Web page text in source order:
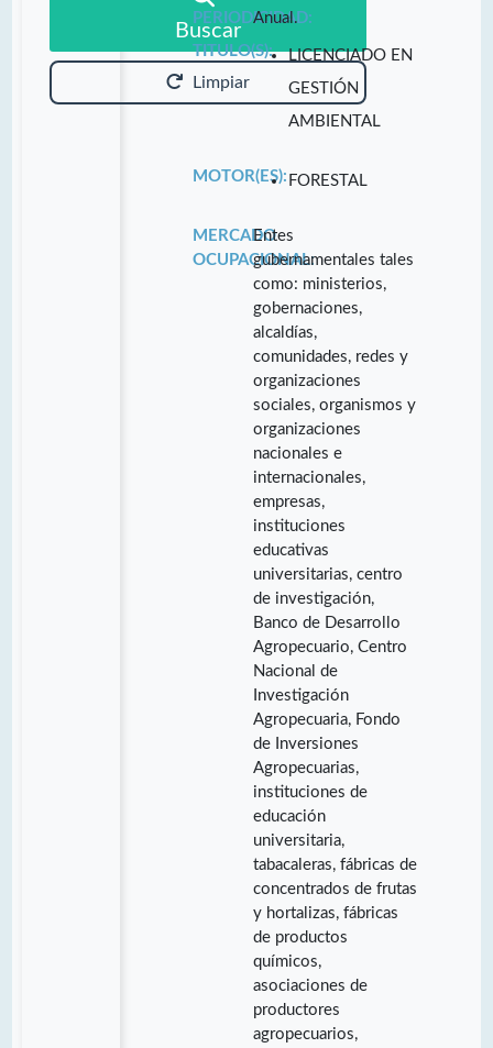
Buscar
Limpiar
PERIODICIDAD:
Anual.
TITULO(S):
LICENCIADO EN
GESTIÓN
AMBIENTAL
MOTOR(ES): FORESTAL
MERCADO
OCUPACIONAL:
Entes
gubernamentales tales
como: ministerios,
gobernaciones,
alcaldías,
comunidades, redes y
organizaciones
sociales, organismos y
organizaciones
nacionales e
internacionales,
empresas,
instituciones
educativas
universitarias, centro
de investigación,
Banco de Desarrollo
Agropecuario, Centro
Nacional de
Investigación
Agropecuaria, Fondo
de Inversiones
Agropecuarias,
instituciones de
educación
universitaria,
tabacaleras, fábricas de
concentrados de frutas
y hortalizas, fábricas
de productos
químicos,
asociaciones de
productores
agropecuarios,